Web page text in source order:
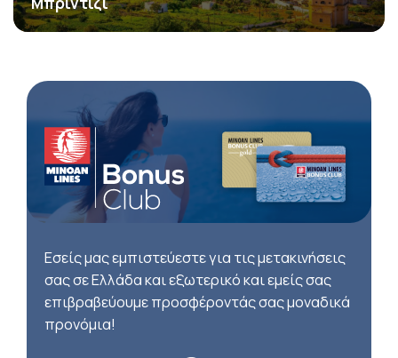
Εσείς μας εμπιστεύεστε για τις μετακινήσεις
σας σε Ελλάδα και εξωτερικό και εμείς σας
επιβραβεύουμε προσφέροντάς σας μοναδικά
προνόμια!